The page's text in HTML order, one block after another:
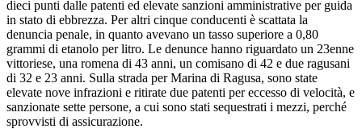
dieci punti dalle patenti ed elevate sanzioni amministrative per guida
in stato di ebbrezza. Per altri cinque conducenti è scattata la
denuncia penale, in quanto avevano un tasso superiore a 0,80
grammi di etanolo per litro. Le denunce hanno riguardato un 23enne
vittoriese, una romena di 43 anni, un comisano di 42 e due ragusani
di 32 e 23 anni. Sulla strada per Marina di Ragusa, sono state
elevate nove infrazioni e ritirate due patenti per eccesso di velocità, e
sanzionate sette persone, a cui sono stati sequestrati i mezzi, perché
sprovvisti di assicurazione.